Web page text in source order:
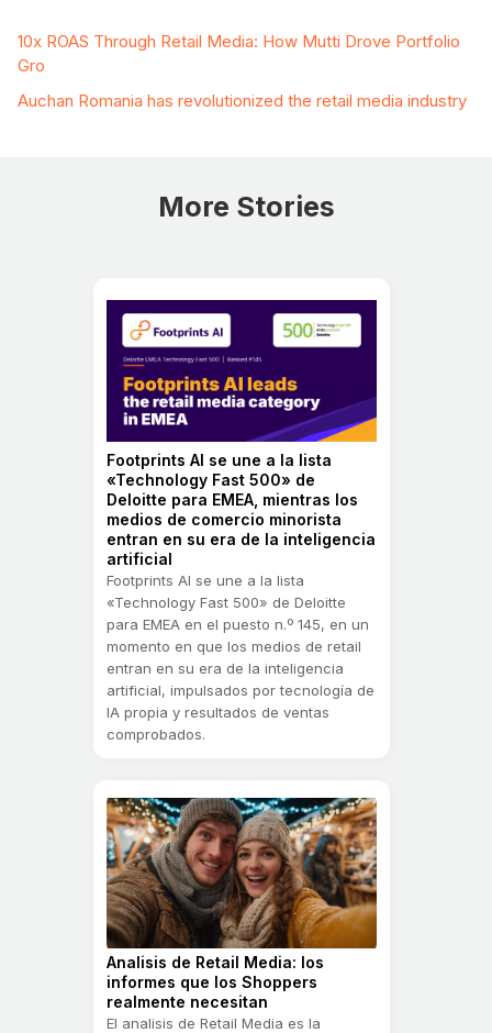
10x ROAS Through Retail Media: How Mutti Drove Portfolio
Gro
Auchan Romania has revolutionized the retail media industry
More Stories
Footprints AI se une a la lista
«Technology Fast 500» de
Deloitte para EMEA, mientras los
medios de comercio minorista
entran en su era de la inteligencia
artificial
Footprints AI se une a la lista
«Technology Fast 500» de Deloitte
para EMEA en el puesto n.º 145, en un
momento en que los medios de retail
entran en su era de la inteligencia
artificial, impulsados por tecnología de
IA propia y resultados de ventas
comprobados.
Analisis de Retail Media: los
informes que los Shoppers
realmente necesitan
El analisis de Retail Media es la